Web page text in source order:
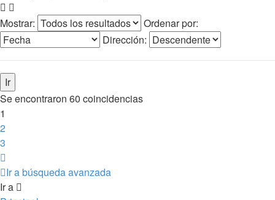
Mostrar:
Ordenar por:
Dirección:
Se encontraron 60 coincidencias
1
2
3
Ir a búsqueda avanzada
Ir a